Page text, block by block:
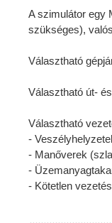
A szimulátor egy
szükséges),
Választható
Választható út-
Választható
-
- Manőverek
-
- Kötetlen